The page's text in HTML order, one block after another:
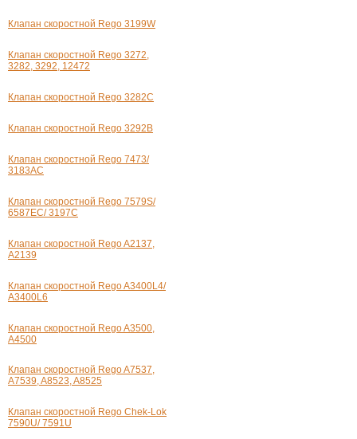
Клапан скоростной Rego 3199W
Клапан скоростной Rego 3272,
3282, 3292, 12472
Клапан скоростной Rego 3282C
Клапан скоростной Rego 3292B
Клапан скоростной Rego 7473/
3183AC
Клапан скоростной Rego 7579S/
6587EC/ 3197C
Клапан скоростной Rego A2137,
A2139
Клапан скоростной Rego A3400L4/
A3400L6
Клапан скоростной Rego A3500,
А4500
Клапан скоростной Rego A7537,
A7539, A8523, A8525
Клапан скоростной Rego Chek-Lok
7590U/ 7591U